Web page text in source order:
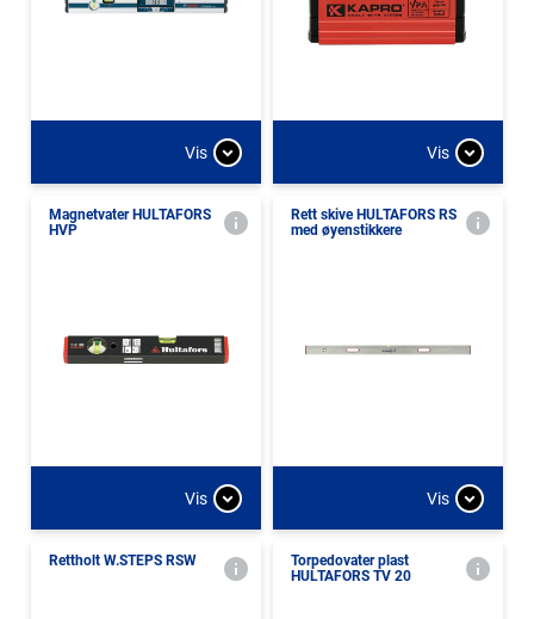
Vis Vis
Magnetvater HULTAFORS
HVP
Vis
Rett skive HULTAFORS RS
med øyenstikkere
Vis
Rettholt W.STEPS RSW
Torpedovater plast
HULTAFORS TV 20